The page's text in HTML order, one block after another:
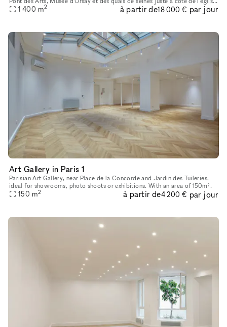
Saint-Germain, Café de Flore, Les Deux Magots et
1 400 m2 à partir de18 000 € par jour
Art Gallery in Paris 1
Parisian Art Gallery, near Place de la Concorde and Jardin des Tuileries,
ideal for showrooms, photo shoots or exhibitions. With an area of 150m².
150 m2 à partir de4 200 € par jour